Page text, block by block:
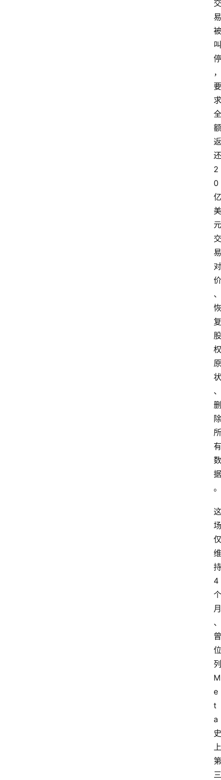
交
易
被
叫
停
，
要
求
全
额
返
还
2
0
亿
美
元
交
易
对
价
、
恢
复
股
权
原
状
、
删
除
所
有
数
据
。
这
场
仅
维
持
4
个
月
、
曾
位
列
M
e
t
a
史
上
第
三